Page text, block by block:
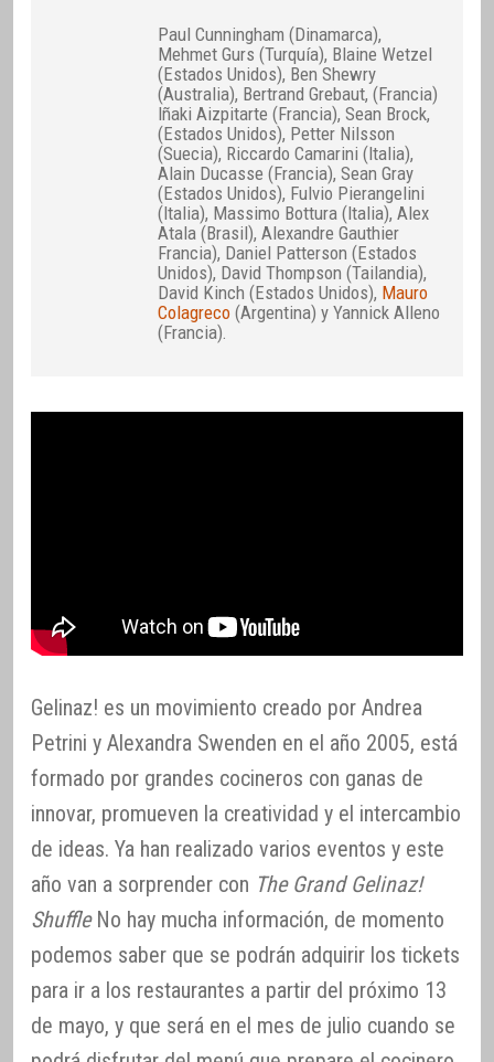
Paul Cunningham (Dinamarca),
Mehmet Gurs (Turquía), Blaine Wetzel
(Estados Unidos), Ben Shewry
(Australia), Bertrand Grebaut, (Francia)
Iñaki Aizpitarte (Francia), Sean Brock,
(Estados Unidos), Petter Nilsson
(Suecia), Riccardo Camarini (Italia),
Alain Ducasse (Francia), Sean Gray
(Estados Unidos), Fulvio Pierangelini
(Italia), Massimo Bottura (Italia), Alex
Atala (Brasil), Alexandre Gauthier
Francia), Daniel Patterson (Estados
Unidos), David Thompson (Tailandia),
David Kinch (Estados Unidos), Mauro
Colagreco (Argentina) y Yannick Alleno
(Francia).
Gelinaz! es un movimiento creado por Andrea
Petrini y Alexandra Swenden en el año 2005, está
formado por grandes cocineros con ganas de
innovar, promueven la creatividad y el intercambio
de ideas. Ya han realizado varios eventos y este
año van a sorprender con The Grand Gelinaz!
ShuffleNo hay mucha información, de momento
podemos saber que se podrán adquirir los tickets
para ir a los restaurantes a partir del próximo 13
de mayo, y que será en el mes de julio cuando se